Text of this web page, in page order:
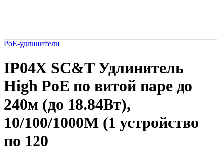
PoE-удлинители
IP04X SC&T Удлинитель
High PoE по витой паре до
240м (до 18.84Вт),
10/100/1000M (1 устройство
по 120